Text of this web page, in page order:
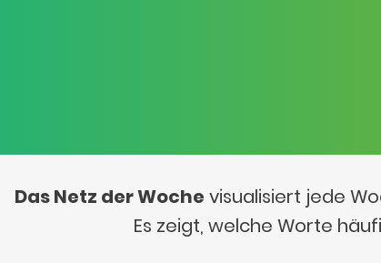
Das Netz der Woche visualisiert jede
Es zeigt, welche Worte